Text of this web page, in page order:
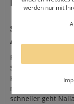
Nail Stickern
Sind die Nail
Aufkleber
Bei dieser Serie
Sticker
. Du
Pinzette vom
mattierten
schneller geht
werden nur mit